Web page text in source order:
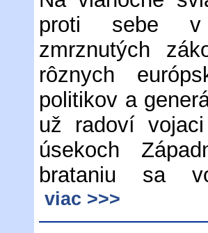
proti sebe v
zmrznutých
rôznych
politikov a
už radoví
úsekoch
brataniu sa
viac >>>